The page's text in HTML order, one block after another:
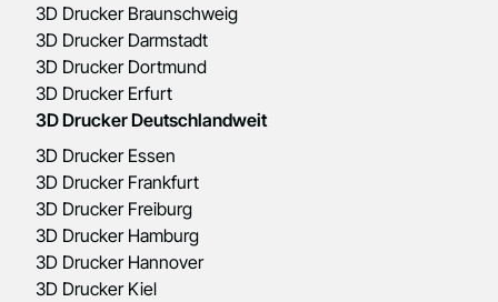
3D Drucker Braunschweig
3D Drucker Darmstadt
3D Drucker Dortmund
3D Drucker Erfurt
3D Drucker Deutschlandweit
3D Drucker Essen
3D Drucker Frankfurt
3D Drucker Freiburg
3D Drucker Hamburg
3D Drucker Hannover
3D Drucker Kiel